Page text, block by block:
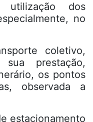
dos
no
coletivo,
prestação,
os pontos
observada a
estacionamento